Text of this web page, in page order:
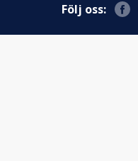
Följ oss: